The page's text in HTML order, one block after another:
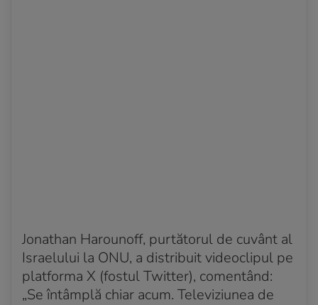
Jonathan Harounoff, purtătorul de cuvânt al
Israelului la ONU, a distribuit videoclipul pe
platforma X (fostul Twitter), comentând:
„Se întâmplă chiar acum. Televiziunea de